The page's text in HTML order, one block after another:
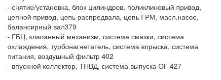
- снятие/установка, блок цилиндров, поликлиновый привод,
цепной привод, цепь распредвала, цепь ГРМ, масл.насос,
балансирный вал379
- ГБЦ, клапанный механизм, система смазки, система
охлаждения, турбонагнетатель, система впрыска, система
питания, воздушный фильтр 402
- впускной коллектор, ТНВД, система выпуска ОГ 427